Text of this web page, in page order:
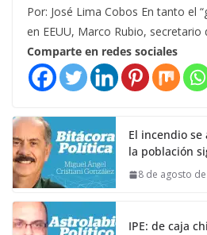
Por: José Lima Cobos En tanto el
en EEUU, Marco Rubio, secretario
Comparte en redes sociales
El incendio
la población
8 de agosto
IPE: de caja